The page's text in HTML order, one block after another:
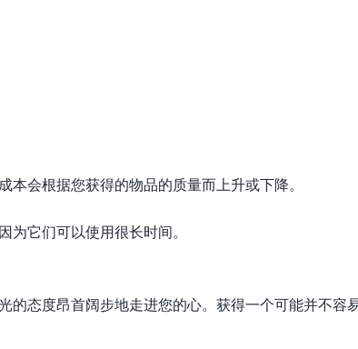
会根据您获得的物品的质量而上升或下降。
它们可以使用很长时间。
态度昂首阔步地走进您的心。获得一个可能并不容